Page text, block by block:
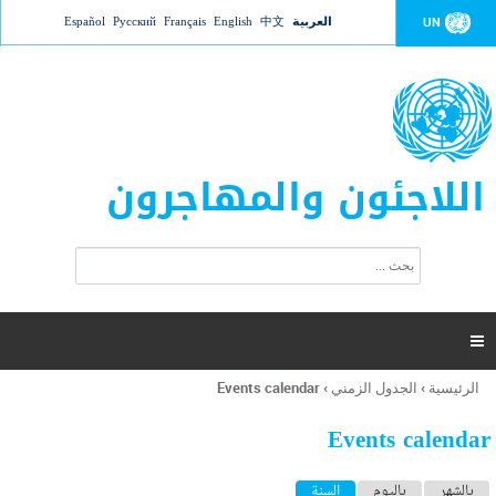
Jump to navigation UN العربية 中文
English
Français
Русский
Español
اللاجئون والمهاجرون
ت
ر
ل
ح
ب

أنت
هنا
الرئيسية › الجدول الزمني ›
Events calendar
Events calendar